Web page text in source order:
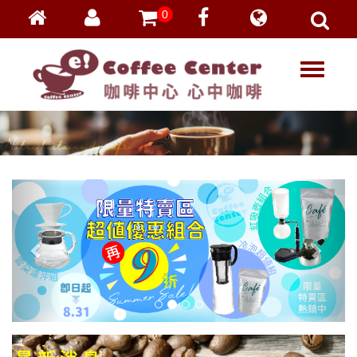
會員登入
忘記密碼
加入會員
VIP登入
VIP申請
0
T
l
e
a
v
i
g
a
t
i
o
n